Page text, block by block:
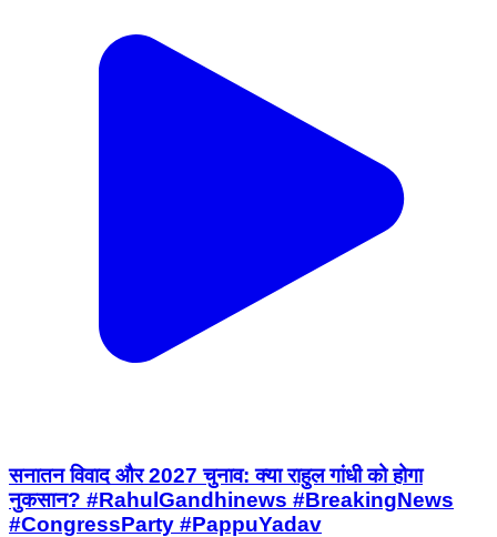
सनातन विवाद और 2027 चुनाव: क्या राहुल गांधी को होगा
नुकसान? #RahulGandhinews #BreakingNews
#CongressParty #PappuYadav